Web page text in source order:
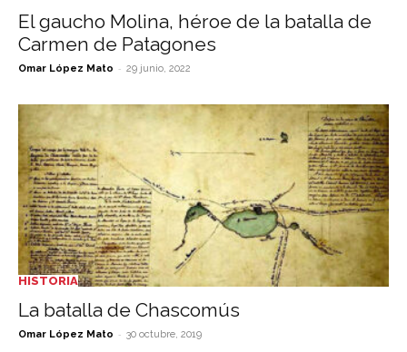
El gaucho Molina, héroe de la batalla de
Carmen de Patagones
Omar López Mato - 29 junio, 2022
HISTORIA
La batalla de Chascomús
Omar López Mato - 30 octubre, 2019